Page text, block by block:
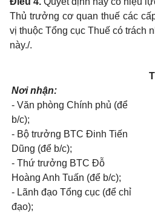
Thủ trưởng cơ quan thuế các
vị thuộc Tổng cục Thuế có trách
này./.
Nơi nhận:
- Văn phòng Chính phủ (để
b/c);
- Bộ trưởng BTC Đinh Tiến
Dũng (để b/c);
- Thứ trưởng BTC Đỗ
Hoàng Anh Tuấn (để b/c);
- Lãnh đạo Tổng cục (để chỉ
đạo);